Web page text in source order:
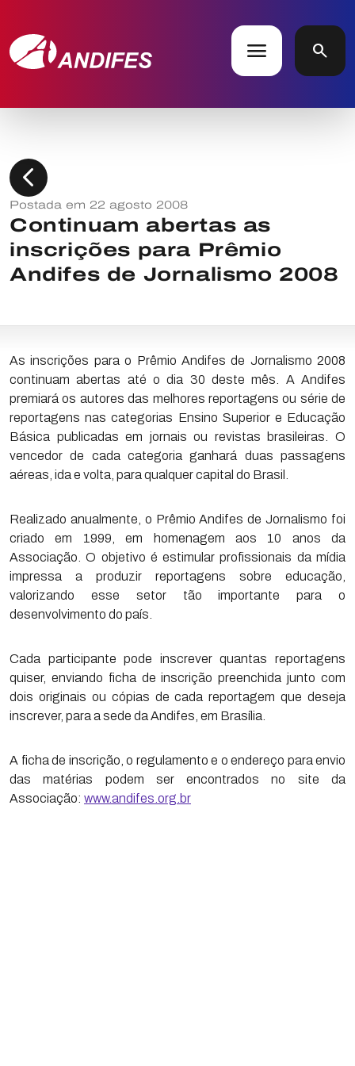
menu search
chevron_left
Postada em 22 agosto 2008
Continuam abertas as
inscrições para Prêmio
Andifes de Jornalismo 2008
As inscrições para o Prêmio Andifes de Jornalismo 2008
continuam abertas até o dia 30 deste mês. A Andifes
premiará os autores das melhores reportagens ou série de
reportagens nas categorias Ensino Superior e Educação
Básica publicadas em jornais ou revistas brasileiras. O
vencedor de cada categoria ganhará duas passagens
aéreas, ida e volta, para qualquer capital do Brasil.
Realizado anualmente, o Prêmio Andifes de Jornalismo foi
criado em 1999, em homenagem aos 10 anos da
Associação. O objetivo é estimular profissionais da mídia
impressa a produzir reportagens sobre educação,
valorizando esse setor tão importante para o
desenvolvimento do país.
Cada participante pode inscrever quantas reportagens
quiser, enviando ficha de inscrição preenchida junto com
dois originais ou cópias de cada reportagem que deseja
inscrever, para a sede da Andifes, em Brasília.
A ficha de inscrição, o regulamento e o endereço para envio
das matérias podem ser encontrados no site da
Associação: www.andifes.org.br